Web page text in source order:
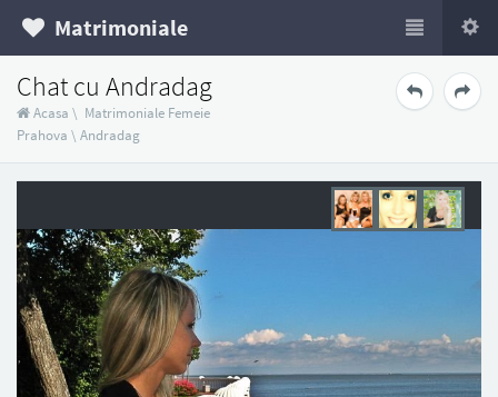
Matrimoniale
Chat cu Andradag
Acasa \ Matrimoniale Femeie
Prahova \ Andradag